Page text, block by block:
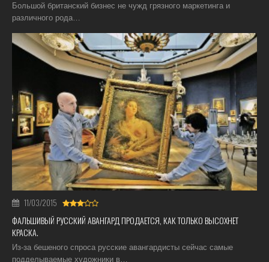
Большой британский бизнес не чужд грязного маркетинга и
различного рода…
11/03/2015
ФАЛЬШИВЫЙ РУССКИЙ АВАНГАРД ПРОДАЕТСЯ, КАК ТОЛЬКО ВЫСОХНЕТ
КРАСКА.
Из-за бешеного спроса русские авангардисты сейчас самые
подделываемые художники в…